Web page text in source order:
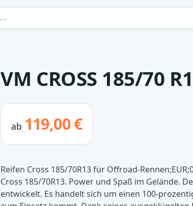
VM CROSS 185/70
ab 119,00 €
Reifen Cross 185/70R13 für Offroad-
Cross 185/70R13. Power und Spaß im Gelände.
entwickelt. Es handelt sich um einen 100-